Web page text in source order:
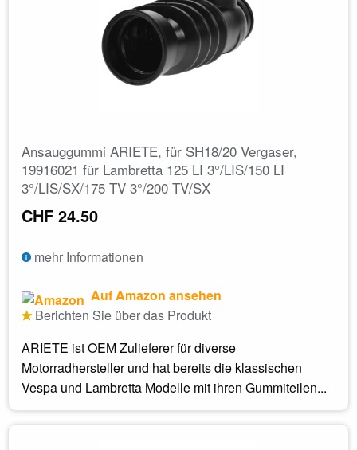
Ansauggummi ARIETE, für SH18/20 Vergaser,
19916021 für Lambretta 125 LI 3°/LIS/150 LI
3°/LIS/SX/175 TV 3°/200 TV/SX
CHF 24.50
mehr Informationen
Auf Amazon ansehen
Berichten Sie über das Produkt
ARIETE ist OEM Zulieferer für diverse
Motorradhersteller und hat bereits die klassischen
Vespa und Lambretta Modelle mit ihren Gummiteilen...